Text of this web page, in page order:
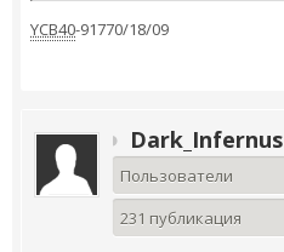
YCB40-91770/18/09
Dark_Infernus
Пользователи
231 публикация